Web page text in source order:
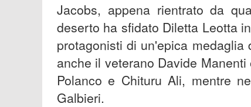
Jacobs, appena rientrato da
deserto ha sfidato Diletta Leotta
protagonisti di un'epica
anche il veterano Davide
Polanco e Chituru Ali, mentre
Galbieri.